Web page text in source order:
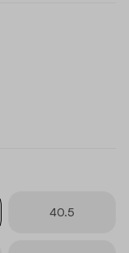
40.5